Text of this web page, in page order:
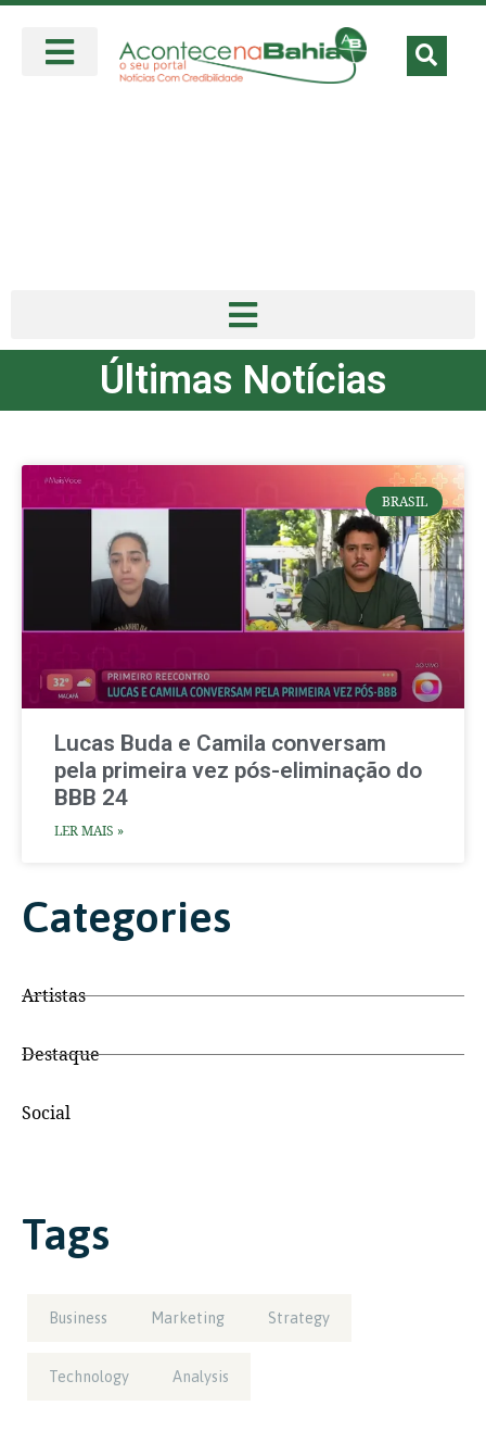
Últimas Notícias
BRASIL
Lucas Buda e Camila conversam
pela primeira vez pós-eliminação do
BBB 24
LER MAIS »
Categories
Artistas
Destaque
Social
Tags
Business Marketing Strategy
Technology Analysis